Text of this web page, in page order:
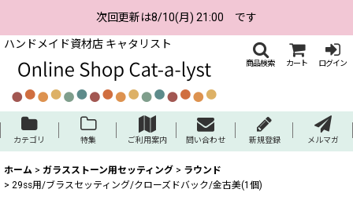
次回更新は8/10(月) 21:00 です
ハンドメイド資材店 キャタリスト
商品検索 カート ログイン
カテゴリ 特集 ご利用案内 問い合わせ 新規登録 メルマガ
ホーム > ガラスストーン用セッティング > ラウンド
> 29ss用/ブラスセッティング/クローズドバック/金古美(1個)